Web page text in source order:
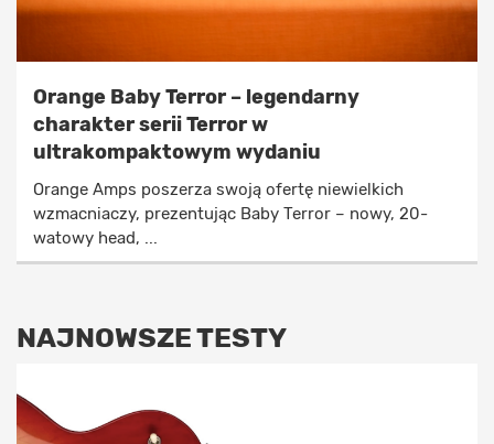
Orange Baby Terror – legendarny
charakter serii Terror w
ultrakompaktowym wydaniu
Orange Amps poszerza swoją ofertę niewielkich
wzmacniaczy, prezentując Baby Terror – nowy, 20-
watowy head, ...
NAJNOWSZE TESTY